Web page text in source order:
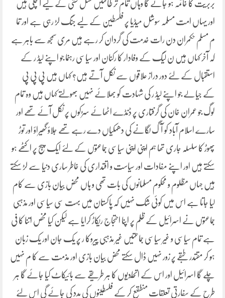
بربریت کا خاتمہ ہو جائے گا وہاں تمام تر طاقتیں نسل کشی کے لیے آ چکی ہیں
اور یہاں امت مسلمہ سوشل میڈیا پر فلسطین کے لیے جنگ لڑ رہی ہے اور تما
م مسلم حکمران دن رات خدمت کی گردان کر رہے ہیں مری سمجھ سے باہر ہے
کہ آخر کہاں ہیں ن لیگ کے وفادار کا رکنان اور سیاسی رہنما جو اپنے لیڈ ر کے
استقبال کے لئے دور دراز علاقوں سے نکل آتے ہیں؟ کہاں ہیں پی پی پی
کے جیالے جو اپنے لیڈ ر کی شہادت کو بھلائے نہیں بھولتے کہاں ہیں وہ تمام
لوگ جو عمران خان کی گرفتاری پر ڈنڈے اٹھائے سڑکوں پر نکل آئے تھے اور
سارے اسلام آباد کو آگ لگانے کی دھمکیاں دے رہے تھے جلاؤ گھیراؤ اور توڑ
پھوڑ کا سلسلہ جاری تھا ہم اپنی اپنی سیاسی جماعتوں کے لئے ایک پبج پر اکٹھے ہو
سکتے ہیں اور اپنے مفادات اور سیاست و اقتداری کی خاطر ساری دنیا سے لڑ سکتے
ہیں جہاں مظلوم و محکوم مسلمانوں کی بات تھی و ہاں محض بیان بازی سے کام
لیا جاتا ہے اس میں کوئی شک نہیں کہ پاکستان میں بہت سی سیاسی اور مذہبی
جماعتوں نے اسرائیل کے ظلم پر اپنا احتجاج ریکاڑ کرایا ہے لیکن کیا مخص اتنا کا فی
ہے تمام سیاسی و غیر سیاسی جماعتیں غیر مذہبی پیروکا ر پر یک جان اور یک زبان
ہو کر مقتدر طبقے پر زور نہیں ڈال سکتے محض بیان بازی اور مذمت سے کا م نہیں
چلے گا اسرائیل اور اس کے اتحٓادیوں کا ہر طریقے سے بائیکاٹ کیا جائے گا ہر
طرح کے سفارتی تعلقات منطقع کر کے فلسطینوں کی مدد کی جائے گی اس لئے